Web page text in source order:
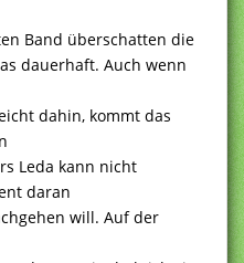
Band überschatten die
dauerhaft. Auch wenn
dahin, kommt das
Leda kann nicht
daran
will. Auf der